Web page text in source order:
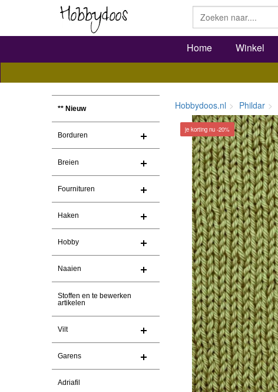
Home Winkel
** Nieuw
Borduren
Breien
Fournituren
Haken
Hobby
Naaien
Stoffen en te bewerken
artikelen
Vilt
Garens
Adriafil
Hobbydoos.nl Phildar
je korting nu -20%